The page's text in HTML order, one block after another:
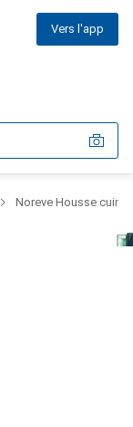
Vers l'app
Noreve Housse cuir